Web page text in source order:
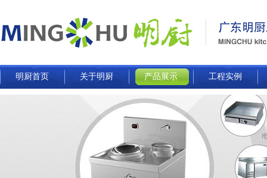
明厨首页 关于明厨 产品展示 工程实例